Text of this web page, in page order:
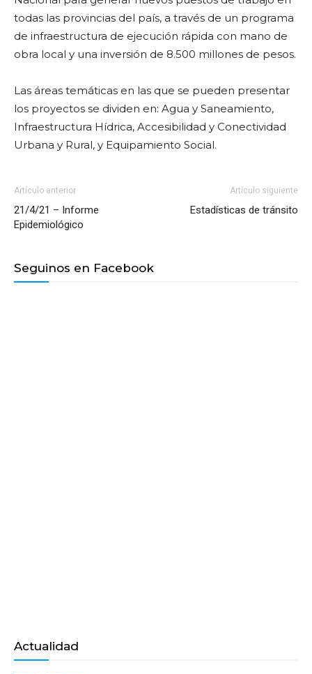
todas las provincias del país, a través de un programa
de infraestructura de ejecución rápida con mano de
obra local y una inversión de 8.500 millones de pesos.
Las áreas temáticas en las que se pueden presentar
los proyectos se dividen en: Agua y Saneamiento,
Infraestructura Hídrica, Accesibilidad y Conectividad
Urbana y Rural, y Equipamiento Social.
Artículo anterior
21/4/21 – Informe
Epidemiológico
Artículo siguiente
Estadísticas de tránsito
Seguinos en Facebook
Actualidad